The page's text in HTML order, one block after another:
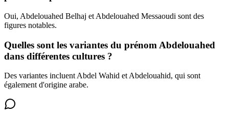
Oui, Abdelouahed Belhaj et Abdelouahed Messaoudi sont des
figures notables.
Quelles sont les variantes du prénom Abdelouahed
dans différentes cultures ?
Des variantes incluent Abdel Wahid et Abdelouahid, qui sont
également d'origine arabe.